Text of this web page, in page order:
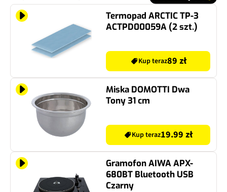
Termopad ARCTIC TP-3
ACTPD00059A (2 szt.)
Kup teraz89 zł
Miska DOMOTTI Dwa
Tony 31 cm
Kup teraz19.99 zł
Gramofon AIWA APX-
680BT Bluetooth USB
Czarny